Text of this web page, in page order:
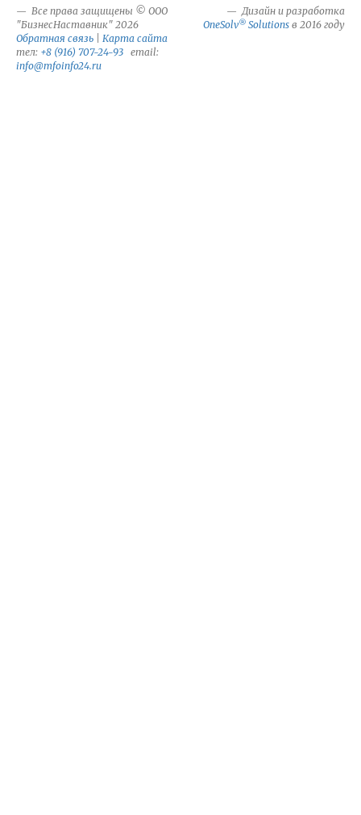
Все права защищены © ООО
"БизнесНаставник" 2026
Обратная связь
Карта сайта
тел: +8 (916) 707-24-93 email:
info@mfoinfo24.ru
Дизайн и разработка
OneSolv® Solutions в 2016 году